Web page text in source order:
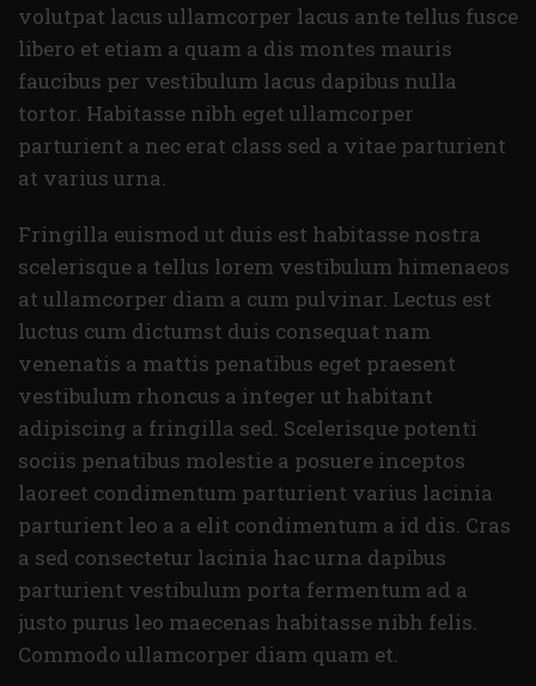
volutpat lacus ullamcorper lacus ante tellus fusce
libero et etiam a quam a dis montes mauris
faucibus per vestibulum lacus dapibus nulla
tortor. Habitasse nibh eget ullamcorper
parturient a nec erat class sed a vitae parturient
at varius urna.
Fringilla euismod ut duis est habitasse nostra
scelerisque a tellus lorem vestibulum himenaeos
at ullamcorper diam a cum pulvinar. Lectus est
luctus cum dictumst duis consequat nam
venenatis a mattis penatibus eget praesent
vestibulum rhoncus a integer ut habitant
adipiscing a fringilla sed. Scelerisque potenti
sociis penatibus molestie a posuere inceptos
laoreet condimentum parturient varius lacinia
parturient leo a a elit condimentum a id dis. Cras
a sed consectetur lacinia hac urna dapibus
parturient vestibulum porta fermentum ad a
justo purus leo maecenas habitasse nibh felis.
Commodo ullamcorper diam quam et.